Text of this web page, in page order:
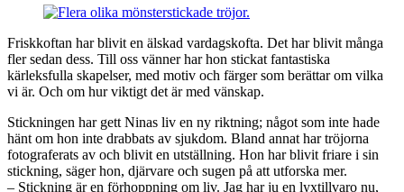
Friskkoftan har blivit en älskad vardagskofta. Det har blivit många
fler sedan dess. Till oss vänner har hon stickat fantastiska
kärleksfulla skapelser, med motiv och färger som berättar om vilka
vi är. Och om hur viktigt det är med vänskap.
Stickningen har gett Ninas liv en ny riktning; något som inte hade
hänt om hon inte drabbats av sjukdom. Bland annat har tröjorna
fotograferats av och blivit en utställning. Hon har blivit friare i sin
stickning, säger hon, djärvare och sugen på att utforska mer.
– Stickning är en förhoppning om liv. Jag har ju en lyxtillvaro nu,